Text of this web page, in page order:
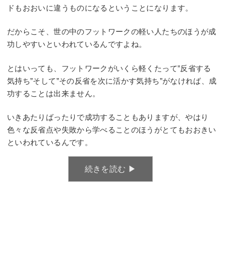
ドもおおいに違うものになるということになります。
だからこそ、世の中のフットワークの軽い人たちのほうが成
功しやすいといわれているんですよね。
とはいっても、フットワークがいくら軽くたって”反省する
気持ち”そして”その反省を次に活かす気持ち”がなければ、成
功することは出来ません。
いきあたりばったりで成功することもありますが、やはり
色々な反省点や失敗から学べることのほうがとてもおおきい
といわれているんです。
続きを読む ▶︎